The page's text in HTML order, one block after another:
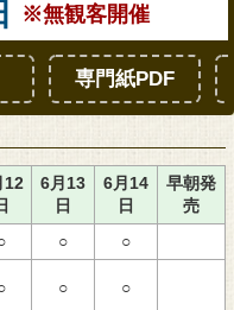
ョン
※無観客開催
専門紙PDF
12
6月13
日
6月14
日
早朝発
売
○
○
○ ○